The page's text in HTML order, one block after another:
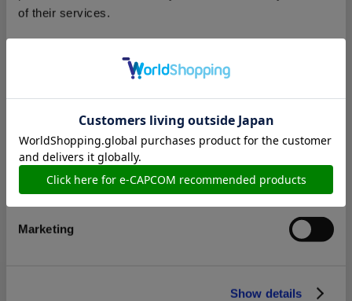
of their services.
Statistics
Marketing
Show details
3,300円(税込)
2022/09/16 ～
モンスターハンター×NEW ERAコラボTシャツ S
8,470円 (税込)